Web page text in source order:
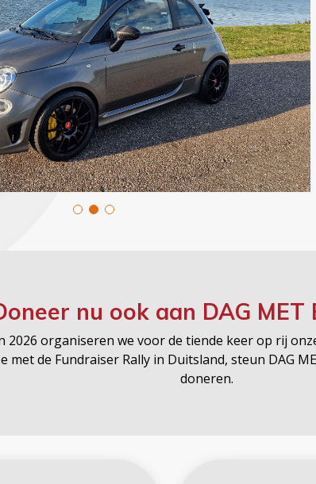
nu ook aan DAG MET
2026 organiseren we voor de tiende keer op rij
met de Fundraiser Rally in Duitsland, steun DAG
doneren.